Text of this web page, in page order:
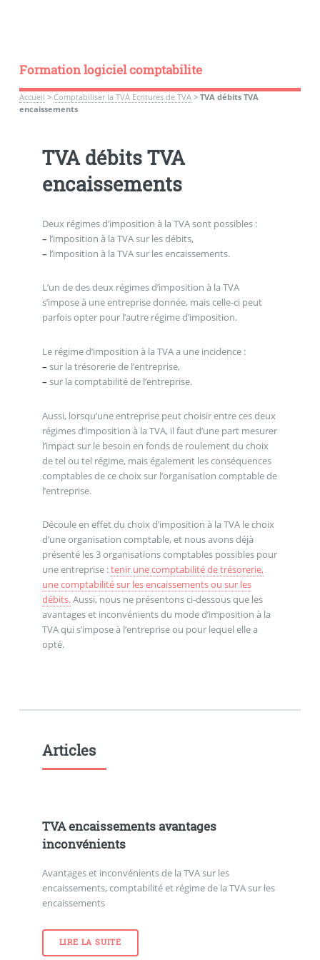
Formation logiciel comptabilite
Accueil > Comptabiliser la TVA Ecritures de TVA> TVA débits TVA
encaissements
TVA débits TVA
encaissements
Deux régimes d’imposition à la TVA sont possibles :
– l’imposition à la TVA sur les débits,
– l’imposition à la TVA sur les encaissements.
L’un de des deux régimes d’imposition à la TVA
s’impose à une entreprise donnée, mais celle-ci peut
parfois opter pour l’autre régime d’imposition.
Le régime d’imposition à la TVA a une incidence :
– sur la trésorerie de l’entreprise,
– sur la comptabilité de l’entreprise.
Aussi, lorsqu’une entreprise peut choisir entre ces deux
régimes d’imposition à la TVA, il faut d’une part mesurer
l’impact sur le besoin en fonds de roulement du choix
de tel ou tel régime, mais également les conséquences
comptables de ce choix sur l’organisation comptable de
l’entreprise.
Découle en effet du choix d’imposition à la TVA le choix
d’une organisation comptable, et nous avons déjà
présenté les 3 organisations comptables possibles pour
une entreprise :tenir une comptabilité de trésorerie,
une comptabilité sur les encaissements ou sur les
débits.Aussi, nous ne présentons ci-dessous que les
avantages et inconvénients du mode d’imposition à la
TVA qui s’impose à l’entreprise ou pour lequel elle a
opté.
Articles
TVA encaissements avantages
inconvénients
Avantages et inconvénients de la TVA sur les
encaissements, comptabilité et régime de la TVA sur les
encaissements
LIRE LA SUITE